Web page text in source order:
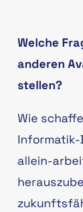
Welche
anderen
stellen?
Wie
Informatik-
allein-